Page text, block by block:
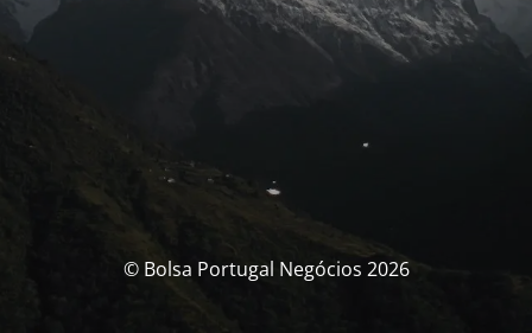
© Bolsa Portugal Negócios 2026